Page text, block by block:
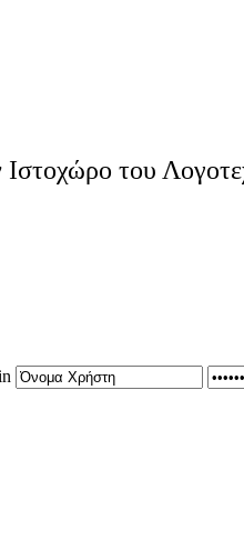
του